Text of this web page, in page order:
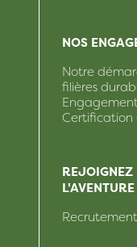
NOS
Notre
filières
Certification
REJOIGNEZ
L'AVENTURE
Recrutement